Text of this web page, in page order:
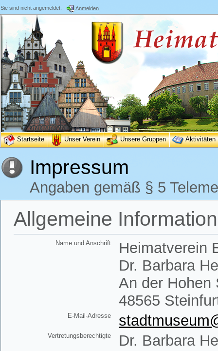
Sie sind nicht angemeldet. Anmelden
Startseite Unser Verein Unsere Gruppen Aktivitäten
Impressum
Angaben gemäß § 5
Allgemeine
Name und Anschrift
Heimatverein
Dr. Barbara
An der Hohen
48565
E-Mail-Adresse
Vertretungsberechtigte
Dr. Barbara